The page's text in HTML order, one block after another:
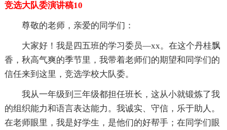
竞选大队委演讲稿10
尊敬的老师，亲爱的同学们：
大家好！我是四五班的学习委员—xx。在这个丹桂飘
香，秋高气爽的季节里，我带着老师们的期望和同学们的
信任来到这里，竞选学校大队委。
我从一年级到三年级都担任班长，这从小就锻炼了我
的组织能力和语言表达能力。我诚实、守信，乐于助人。
在老师眼里，我是好学生，是他们的好帮手；在同学们眼